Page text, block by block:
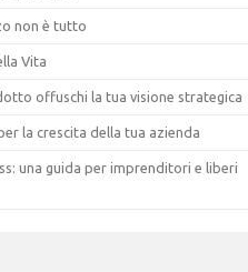
non è tutto
Vita
offuschi la tua visione strategica
la crescita della tua azienda
una guida per imprenditori e liberi